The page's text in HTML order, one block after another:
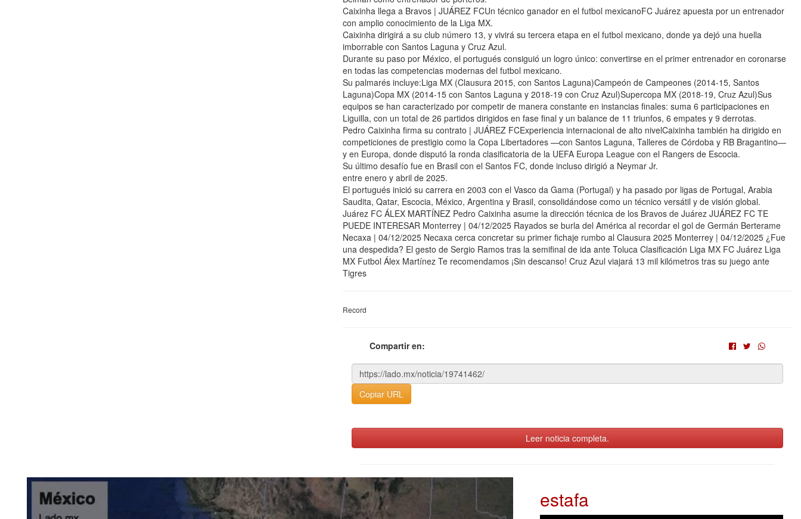
Caixinha llega a Bravos | JUÁREZ FCUn técnico ganador en el futbol mexicanoFC Juárez apuesta por un entrenador
con amplio conocimiento de la Liga MX.
Caixinha dirigirá a su club número 13, y vivirá su tercera etapa en el futbol mexicano, donde ya dejó una huella
imborrable con Santos Laguna y Cruz Azul.
Durante su paso por México, el portugués consiguió un logro único: convertirse en el primer entrenador en coronarse
en todas las competencias modernas del futbol mexicano.
Su palmarés incluye:Liga MX (Clausura 2015, con Santos Laguna)Campeón de Campeones (2014-15, Santos
Laguna)Copa MX (2014-15 con Santos Laguna y 2018-19 con Cruz Azul)Supercopa MX (2018-19, Cruz Azul)Sus
equipos se han caracterizado por competir de manera constante en instancias finales: suma 6 participaciones en
Liguilla, con un total de 26 partidos dirigidos en fase final y un balance de 11 triunfos, 6 empates y 9 derrotas.
Pedro Caixinha firma su contrato | JUÁREZ FCExperiencia internacional de alto nivelCaixinha también ha dirigido en
competiciones de prestigio como la Copa Libertadores —con Santos Laguna, Talleres de Córdoba y RB Bragantino—
y en Europa, donde disputó la ronda clasificatoria de la UEFA Europa League con el Rangers de Escocia.
Su último desafío fue en Brasil con el Santos FC, donde incluso dirigió a Neymar Jr.
entre enero y abril de 2025.
El portugués inició su carrera en 2003 con el Vasco da Gama (Portugal) y ha pasado por ligas de Portugal, Arabia
Saudita, Qatar, Escocia, México, Argentina y Brasil, consolidándose como un técnico versátil y de visión global.
Juárez FC ÁLEX MARTÍNEZ Pedro Caixinha asume la dirección técnica de los Bravos de Juárez JUÁREZ FC TE
PUEDE INTERESAR Monterrey | 04/12/2025 Rayados se burla del América al recordar el gol de Germán Berterame
Necaxa | 04/12/2025 Necaxa cerca concretar su primer fichaje rumbo al Clausura 2025 Monterrey | 04/12/2025 ¿Fue
una despedida? El gesto de Sergio Ramos tras la semifinal de ida ante Toluca Clasificación Liga MX FC Juárez Liga
MX Futbol Álex Martínez Te recomendamos ¡Sin descanso! Cruz Azul viajará 13 mil kilómetros tras su juego ante
Tigres
Record
Compartir en:
Copiar URL
Leer noticia completa.
estafa